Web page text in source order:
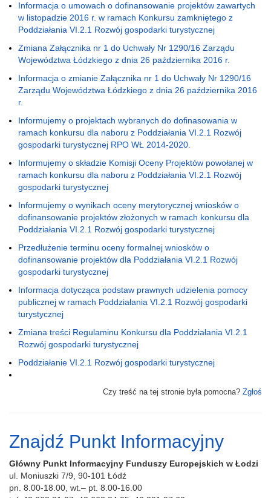
Informacja o umowach o dofinansowanie projektów zawartych
w listopadzie 2016 r. w ramach Konkursu zamkniętego z
Poddziałania VI.2.1 Rozwój gospodarki turystycznej
Zmiana Załącznika nr 1 do Uchwały Nr 1290/16 Zarządu
Województwa Łódzkiego z dnia 26 października 2016 r.
Informacja o zmianie Załącznika nr 1 do Uchwały Nr 1290/16
Zarządu Województwa Łódzkiego z dnia 26 października 2016
r.
Informujemy o projektach wybranych do dofinasowania w
ramach konkursu dla naboru z Poddziałania VI.2.1 Rozwój
gospodarki turystycznej RPO WŁ 2014-2020.
Informujemy o składzie Komisji Oceny Projektów powołanej w
ramach konkursu dla naboru z Poddziałania VI.2.1 Rozwój
gospodarki turystycznej
Informujemy o wynikach oceny merytorycznej wniosków o
dofinansowanie projektów złożonych w ramach konkursu dla
Poddziałania VI.2.1 Rozwój gospodarki turystycznej
Przedłużenie terminu oceny formalnej wniosków o
dofinansowanie projektów dla Poddziałania VI.2.1 Rozwój
gospodarki turystycznej
Informacja dotycząca podstaw prawnych udzielenia pomocy
publicznej w ramach Poddziałania VI.2.1 Rozwój gospodarki
turystycznej
Zmiana treści Regulaminu Konkursu dla Poddziałania VI.2.1
Rozwój gospodarki turystycznej
Poddziałanie VI.2.1 Rozwój gospodarki turystycznej
Czy treść na tej stronie była pomocna? Zgłoś
Znajdź Punkt Informacyjny
Główny Punkt Informacyjny Funduszy Europejskich w Łodzi
ul. Moniuszki 7/9, 90-101 Łódź
pn. 8.00-18.00, wt.– pt. 8.00-16.00